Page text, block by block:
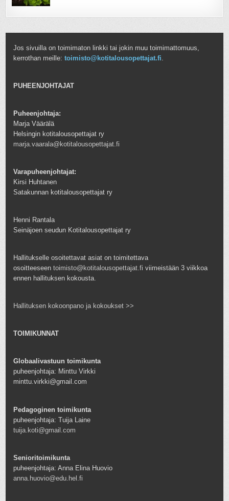
Jos sivuilla on toimimaton linkki tai jokin muu toimimattomuus,
kerrothan meille:toimisto@kotitalousopettajat.fi
PUHEENJOHTAJAT
Puheenjohtaja:
Marja Väärälä
Helsingin kotitalousopettajat ry
marja.vaarala@kotitalousopettajat.fi
Varapuheenjohtajat:
Kirsi Huhtanen
Satakunnan kotitalousopettajat ry
Henni Rantala
Seinäjoen seudun Kotitalousopettajat ry
Hallitukselle osoitettavat asiat on toimitettava
osoitteeseentoimisto@kotitalousopettajat.fi viimeistään 3 viikkoa
ennen hallituksen kokousta.
Hallituksen kokoonpano ja kokoukset >>
TOIMIKUNNAT
Globaalivastuun toimikunta
puheenjohtaja: Minttu Virkki
minttu.virkki@gmail.com
Pedagoginen toimikunta
puheenjohtaja: Tuija Laine
tuija.koti@gmail.com
Senioritoimikunta
puheenjohtaja: Anna Elina Huovio
anna.huovio@edu.hel.fi